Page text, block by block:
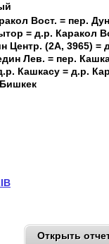
Вост. = пер.
= д.р. Каракол
Центр. (2А, 3965) =
Лев. = пер.
Кашкасу = д.р.
Открыть